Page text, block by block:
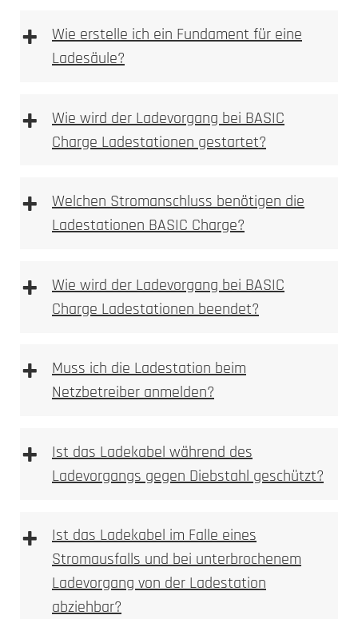
+
Wie erstelle ich ein Fundament für eine
Ladesäule?
Fundament Bewehrungsplan
+
Wie wird der Ladevorgang bei BASIC
Charge Ladestationen gestartet?
+
Welchen Stromanschluss benötigen die
Ladestationen BASIC Charge?
+
Wie wird der Ladevorgang bei BASIC
Charge Ladestationen beendet?
+
Muss ich die Ladestation beim
Netzbetreiber anmelden?
+
Ist das Ladekabel während des
Ladevorgangs gegen Diebstahl geschützt?
+
Ist das Ladekabel im Falle eines
Stromausfalls und bei unterbrochenem
Ladevorgang von der Ladestation
abziehbar?